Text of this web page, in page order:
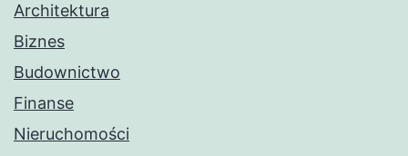
Architektura
Biznes
Budownictwo
Finanse
Nieruchomości